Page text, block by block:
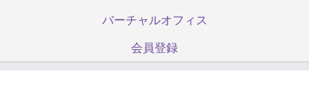
バーチャルオフィス
会員登録